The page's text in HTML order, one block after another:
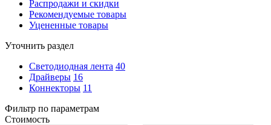
Распродажи и скидки
Рекомендуемые товары
Уцененные товары
Уточнить раздел
Светодиодная лента 40
Драйверы 16
Коннекторы 11
Фильтр по параметрам
Стоимость